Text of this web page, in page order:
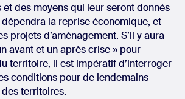
des moyens qui leur seront donnés
la reprise économique, et
projets d’aménagement. S’il y aura
avant et un après crise » pour
territoire, il est impératif d’interroger
conditions pour de lendemains
territoires.